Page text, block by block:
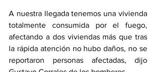
A nuestra llegada tenemos una vivienda
totalmente consumida por el fuego,
afectando a dos viviendas más que tras
la rápida atención no hubo daños, no se
reportaron personas afectadas, dijo